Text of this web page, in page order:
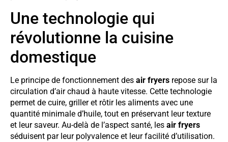
Une technologie qui
révolutionne la cuisine
domestique
Le principe de fonctionnement des air fryers repose sur la
circulation d’air chaud à haute vitesse. Cette technologie
permet de cuire, griller et rôtir les aliments avec une
quantité minimale d’huile, tout en préservant leur texture
et leur saveur. Au-delà de l’aspect santé, les air fryers
séduisent par leur polyvalence et leur facilité d’utilisation.